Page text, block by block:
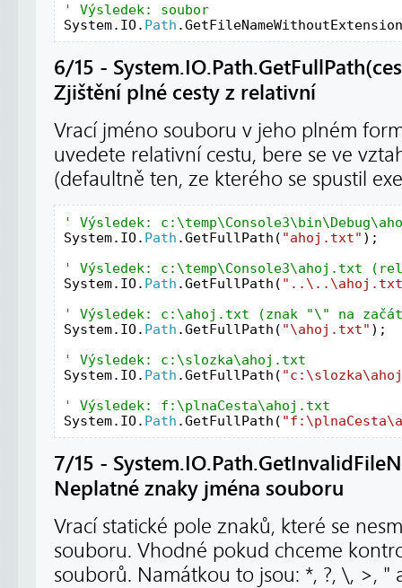
System.IO. Path
6/15 -
Zjištění plné cesty z relativní
Vrací jméno souboru v jeho plném
uvedete relativní cestu, bere se ve
(defaultně ten, ze kterého se spustil
System.IO. Path .GetFullPath( "ahoj.txt" );
System.IO. Path .GetFullPath(
System.IO. Path .GetFullPath( "\ahoj.txt" );
System.IO. Path .GetFullPath(
System.IO. Path .GetFullPath(
7/15 -
Neplatné znaky jména souboru
Vrací statické pole znaků, které se
souboru. Vhodné pokud chceme
souborů. Namátkou to jsou: *, ?, \, >, "